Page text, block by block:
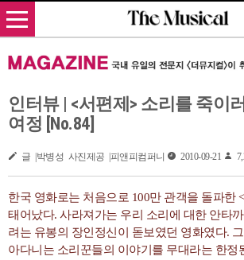
인터뷰 | <서편제> 소리를 죽이
여정 [No.84]
글 |박병성 사진제공 |피앤피컴퍼니 2010-09-21
한국 영화로는 처음으로 100만 관객을 돌파한
태어났다. 사라져가는 우리 소리에 대한 안타
려는 유봉의 장인정신이 돋보였던 영화였다.
아다니는 소리꾼들의 이야기를 무대라는 한정